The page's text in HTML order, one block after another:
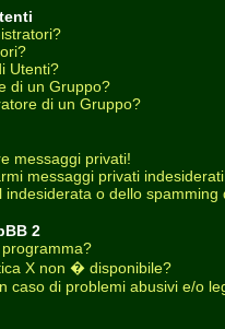
Utenti?
di un Gruppo?
di un Gruppo?
messaggi privati!
messaggi privati
indesiderata o dello
2
X non � disponibile?
caso di problemi abusivi e/o